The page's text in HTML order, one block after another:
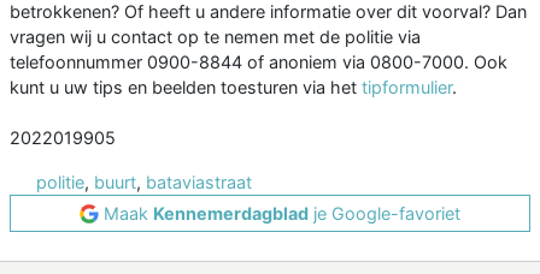
betrokkenen? Of heeft u andere informatie over dit voorval? Dan
vragen wij u contact op te nemen met de politie via
telefoonnummer 0900-8844 of anoniem via 0800-7000. Ook
kunt u uw tips en beelden toesturen via het tipformulier.
2022019905
politie, buurt, bataviastraat
Maak Kennemerdagblad je Google-favoriet